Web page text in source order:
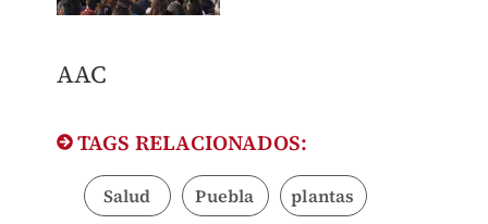
AAC
TAGS RELACIONADOS:
Salud Puebla plantas